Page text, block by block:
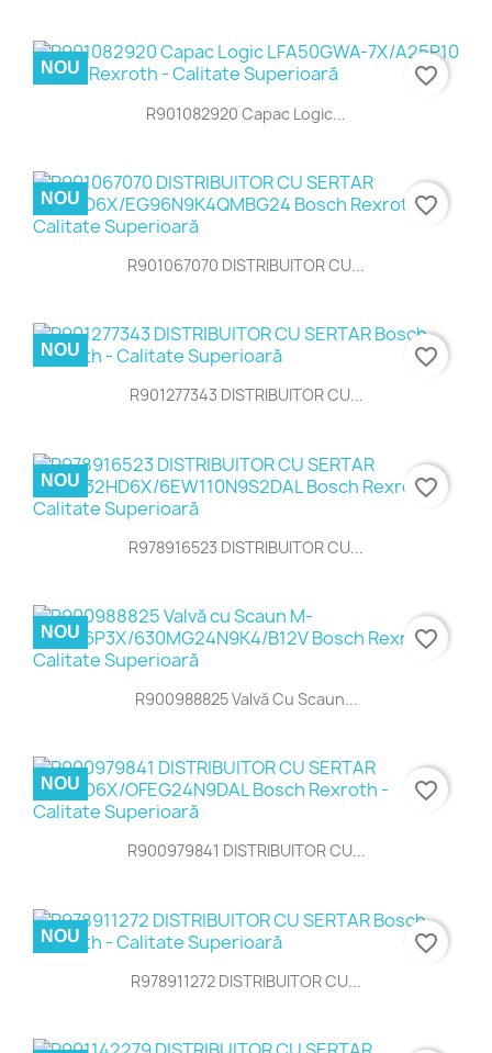
R901082920 Capac Logic...
NOU favorite_border
R901067070 DISTRIBUITOR CU...
NOU favorite_border
R901277343 DISTRIBUITOR CU...
NOU favorite_border
R978916523 DISTRIBUITOR CU...
NOU favorite_border
R900988825 Valvă Cu Scaun...
NOU favorite_border
R900979841 DISTRIBUITOR CU...
NOU favorite_border
R978911272 DISTRIBUITOR CU...
NOU favorite_border